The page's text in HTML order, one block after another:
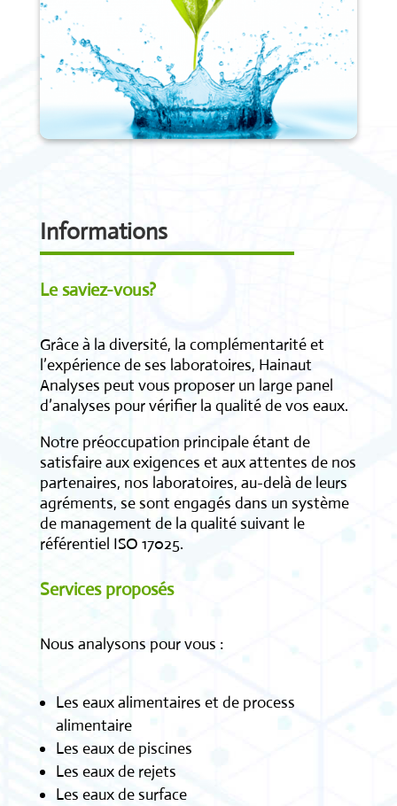
Informations
Le saviez-vous?
Grâce à la diversité, la complémentarité et
l’expérience de ses laboratoires, Hainaut
Analyses peut vous proposer un large panel
d’analyses pour vérifier la qualité de vos eaux.
Notre préoccupation principale étant de
satisfaire aux exigences et aux attentes de nos
partenaires, nos laboratoires, au-delà de leurs
agréments, se sont engagés dans un système
de management de la qualité suivant le
référentiel ISO 17025.
Services proposés
Nous analysons pour vous :
Les eaux alimentaires et de process
alimentaire
Les eaux de piscines
Les eaux de rejets
Les eaux de surface